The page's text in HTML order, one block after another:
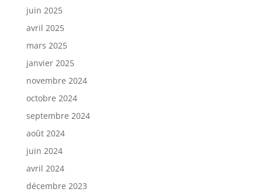
juin 2025
avril 2025
mars 2025
janvier 2025
novembre 2024
octobre 2024
septembre 2024
août 2024
juin 2024
avril 2024
décembre 2023